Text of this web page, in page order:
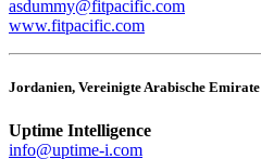
asdummy@fitpacific.com
www.fitpacific.com
Jordanien, Vereinigte Arabische Emirate
Uptime Intelligence
info@uptime-i.com